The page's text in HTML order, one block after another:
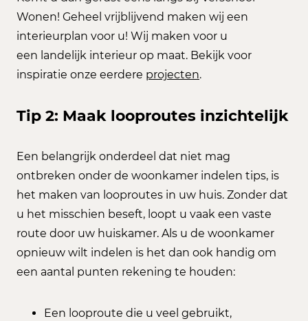
Wonen! Geheel vrijblijvend maken wij een
interieurplan voor u! Wij maken voor u
een landelijk interieur op maat. Bekijk voor
inspiratie onze eerdere projecten.
Tip 2: Maak looproutes inzichtelijk
Een belangrijk onderdeel dat niet mag
ontbreken onder de woonkamer indelen tips, is
het maken van looproutes in uw huis. Zonder dat
u het misschien beseft, loopt u vaak een vaste
route door uw huiskamer. Als u de woonkamer
opnieuw wilt indelen is het dan ook handig om
een aantal punten rekening te houden:
Een looproute die u veel gebruikt,